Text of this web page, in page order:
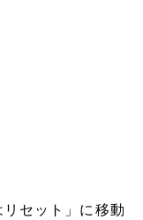
セット」に移動